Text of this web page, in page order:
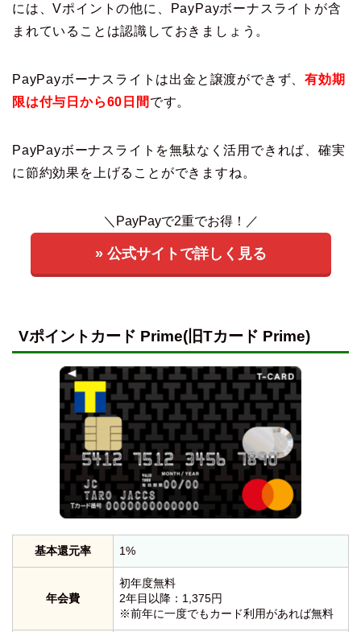
には、Vポイントの他に、PayPayボーナスライトが含
まれていることは認識しておきましょう。
PayPayボーナスライトは出金と譲渡ができず、有効期
限は付与日から60日間 です。
PayPayボーナスライトを無駄なく活用できれば、確実
に節約効果を上げることができますね。
＼PayPayで2重でお得！／
» 公式サイトで詳しく見る
Vポイントカード Prime(旧Tカード Prime)
基本還元率 1%
年会費
初年度無料
2年目以降：1,375円
※前年に一度でもカード利用があれば無料